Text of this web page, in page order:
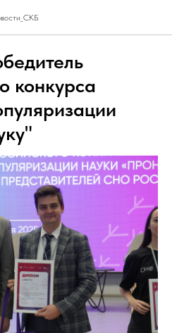
конкурса